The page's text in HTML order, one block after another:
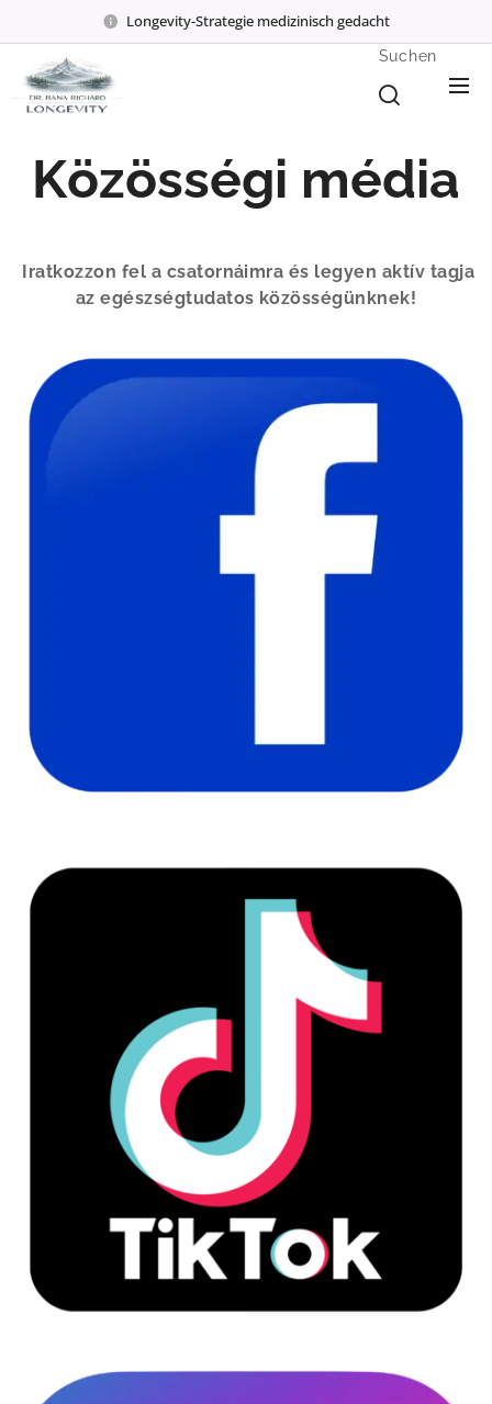
Longevity-Strategie medizinisch gedacht
Suchen
Közösségi média
Iratkozzon fel a csatornáimra és legyen aktív tagja
az egészségtudatos közösségünknek!